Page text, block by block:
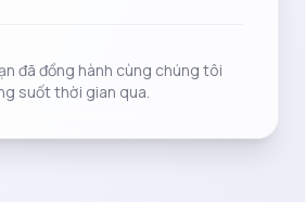
đã đồng hành cùng chúng tôi
suốt thời gian qua.